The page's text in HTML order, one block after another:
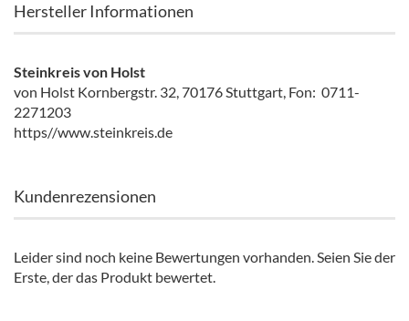
Hersteller Informationen
Steinkreis von Holst
von Holst Kornbergstr. 32, 70176 Stuttgart, Fon: 0711-
2271203
https//www.steinkreis.de
Kundenrezensionen
Leider sind noch keine Bewertungen vorhanden. Seien Sie der
Erste, der das Produkt bewertet.